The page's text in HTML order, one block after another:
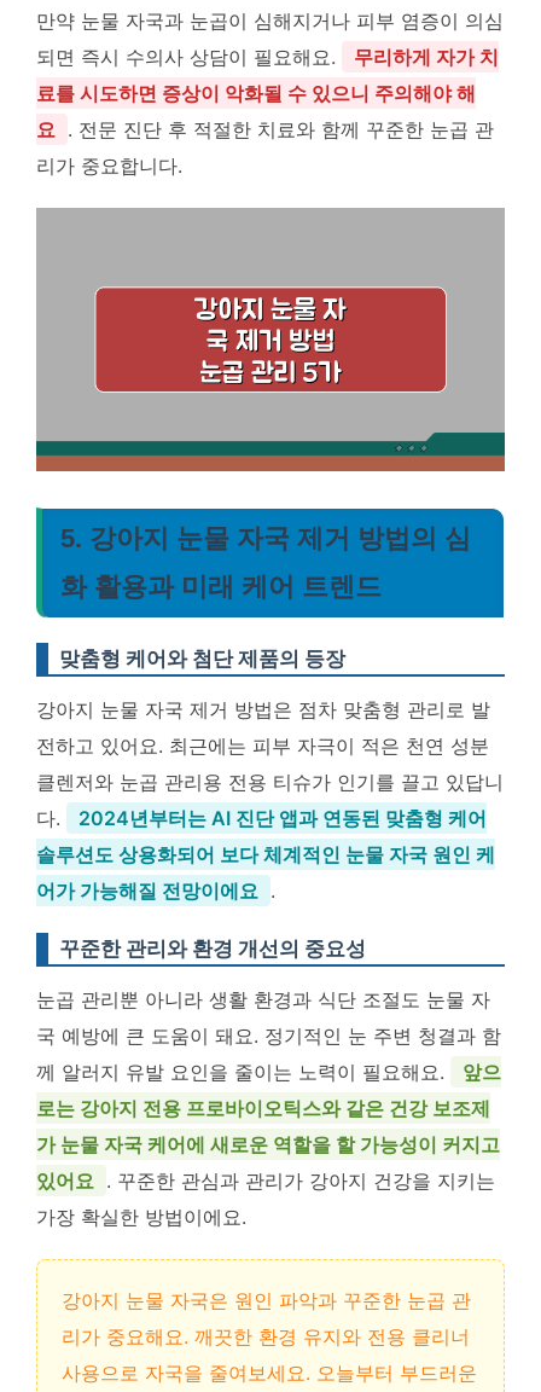
만약 눈물 자국과 눈곱이 심해지거나 피부 염증이 의심
되면 즉시 수의사 상담이 필요해요.
무리하게 자가 치
료를 시도하면 증상이 악화될 수 있으니 주의해야 해
요
. 전문 진단 후 적절한 치료와 함께 꾸준한 눈곱 관
리가 중요합니다.
5. 강아지 눈물 자국 제거 방법의 심
화 활용과 미래 케어 트렌드
맞춤형 케어와 첨단 제품의 등장
강아지 눈물 자국 제거 방법은 점차 맞춤형 관리로 발
전하고 있어요. 최근에는 피부 자극이 적은 천연 성분
클렌저와 눈곱 관리용 전용 티슈가 인기를 끌고 있답니
다.
2024년부터는 AI 진단 앱과 연동된 맞춤형 케어
솔루션도 상용화되어 보다 체계적인 눈물 자국 원인 케
어가 가능해질 전망이에요
.
꾸준한 관리와 환경 개선의 중요성
눈곱 관리뿐 아니라 생활 환경과 식단 조절도 눈물 자
국 예방에 큰 도움이 돼요. 정기적인 눈 주변 청결과 함
께 알러지 유발 요인을 줄이는 노력이 필요해요.
앞으
로는 강아지 전용 프로바이오틱스와 같은 건강 보조제
가 눈물 자국 케어에 새로운 역할을 할 가능성이 커지고
있어요
. 꾸준한 관심과 관리가 강아지 건강을 지키는
가장 확실한 방법이에요.
강아지 눈물 자국은 원인 파악과 꾸준한 눈곱 관
리가 중요해요. 깨끗한 환경 유지와 전용 클리너
사용으로 자국을 줄여보세요. 오늘부터 부드러운